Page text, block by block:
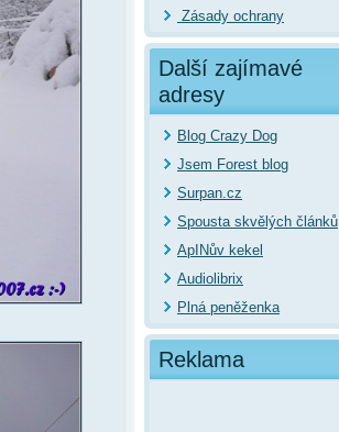
Zásady ochrany
Další zajímavé
adresy
Blog Crazy Dog
Jsem Forest blog
Surpan.cz
Spousta skvělých článků
ApINův kekel
Audiolibrix
Plná peněženka
Reklama